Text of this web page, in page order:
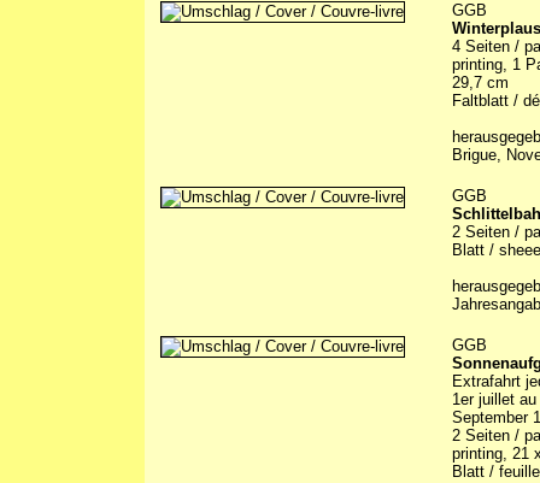
GGB
4 Seiten /
printing, 1
29,7 cm
Faltblatt /
Brigue,
GGB
2 Seiten /
Blatt /
GGB
Extrafahrt
1er juillet
September
2 Seiten /
printing, 21
Blatt /